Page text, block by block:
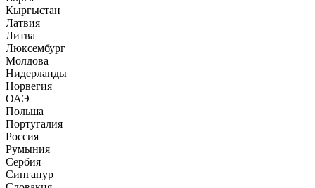
Кыргыстан
Латвия
Литва
Люксембург
Молдова
Нидерланды
Норвегия
ОАЭ
Польша
Португалия
Россия
Румыния
Сербия
Сингапур